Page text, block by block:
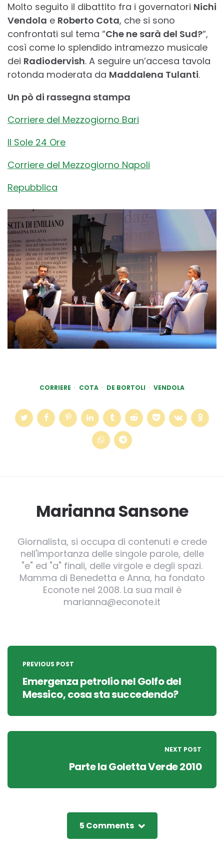
Molto seguito il dibattito fra i governatori Nichi
Vendola e Roberto Cota, che si sono
confrontati sul tema “Che ne sarà del Sud?“,
così come lo splendido intramezzo musicale
dei Radiodervish. A seguire un’accesa tavola
rotonda moderata da Maddalena Tulanti.
Un pò di rassegna stampa
Corriere del Mezzogiorno Bari
Il Sole 24 Ore
Corriere del Mezzogiorno Napoli
Repubblica
giugno-
festa-
il-
CORRIERE COTA DE BORTOLI VENDOLA
Marianna Sansone
Giornalista, si occupa di contenuti e crede
nell'importanza delle singole parole, delle
"e" ed "a" finali, delle virgole e degli spazi.
Mamma di Benedetta e Anna, ha fondato
Econote nel 2008. La sua mail è
marianna@econote.it
Post
navigation
PREVIOUS POST
Emergenza petrolio nel Golfo del
Messico, cosa sta succedendo?
NEXT POST
Parte la Goletta Verde 2010
5 Comments